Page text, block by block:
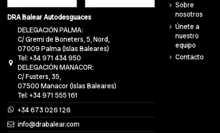
DRA Balear Autodesguaces
DELEGACIÓN PALMA:
C/ Gremi de Boneters, 5, Nord,
07009 Palma (Islas Baleares)
Tel: +34 971 434 950
DELEGACIÓN MANACOR:
C/ Fusters, 35,
07500 Manacor (Islas Baleares)
Tel: +34 971 555 161
+34 673 026 126
info@drabalear.com
Sobre
nosotros
Únete a
nuestro
equipo
Contacto